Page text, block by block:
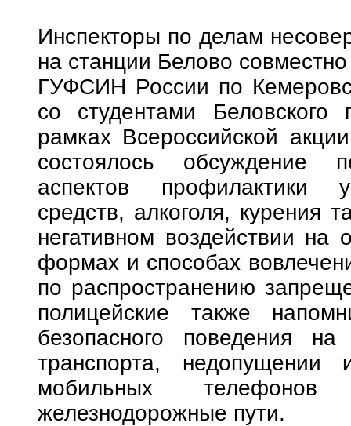
Инспекторы по делам
на станции Белово
ГУФСИН России по
со студентами Беловского
рамках Всероссийской
состоялось обсуждение
аспектов профилактики
средств, алкоголя, курения
негативном воздействии на
формах и способах
по распространению
полицейские также
безопасного поведения на
транспорта, недопущении
мобильных
железнодорожные пути.